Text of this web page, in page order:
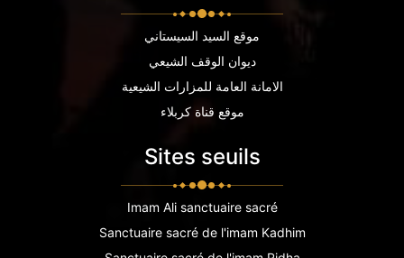
موقع السيد السيستاني
ديوان الوقف الشيعي
الامانة العامة للمزارات الشيعية
موقع قناة كربلاء
Sites seuils
Imam Ali sanctuaire sacré
Sanctuaire sacré de l'imam Kadhim